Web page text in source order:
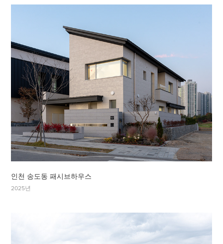
인천 송도동 패시브하우스
2025년